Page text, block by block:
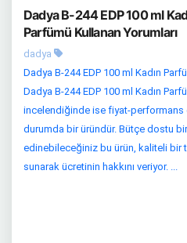
Dadya B-244 EDP 100 ml
Parfümü Kullanan Yorumları
dadya
Dadya B-244 EDP 100 ml Kadın
Dadya B-244 EDP 100 ml Kadın
incelendiğinde ise fiyat-performans
durumda bir üründür. Bütçe dostu
edinebileceğiniz bu ürün, kaliteli bir
sunarak ücretinin hakkını veriyor. ...